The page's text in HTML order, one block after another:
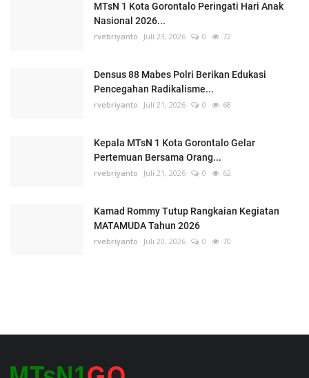
MTsN 1 Kota Gorontalo Peringati Hari Anak
Nasional 2026...
rvebriyanto Juli 23, 2026 0 72
Densus 88 Mabes Polri Berikan Edukasi
Pencegahan Radikalisme...
rvebriyanto Juli 21, 2026 0 68
Kepala MTsN 1 Kota Gorontalo Gelar
Pertemuan Bersama Orang...
rvebriyanto Juli 21, 2026 0 62
Kamad Rommy Tutup Rangkaian Kegiatan
MATAMUDA Tahun 2026
rvebriyanto Juli 20, 2026 0 70